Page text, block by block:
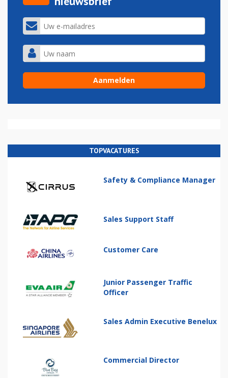
TOPVACATURES
Safety & Compliance Manager
Sales Support Staff
Customer Care
Junior Passenger Traffic
Officer
Sales Admin Executive Benelux
Commercial Director